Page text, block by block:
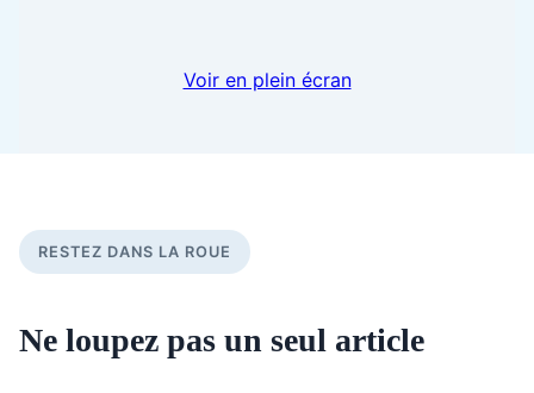
Voir en plein écran
RESTEZ DANS LA ROUE
Ne loupez pas un seul article